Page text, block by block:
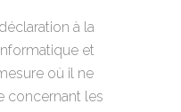
à la
et
où il ne
concernant les